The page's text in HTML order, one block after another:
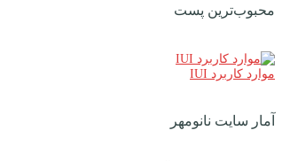
محبوب‌ترین پست
موارد کاربرد IUI
آمار سایت نانومهر